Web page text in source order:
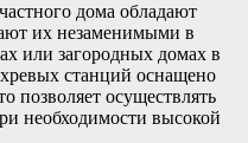
дома обладают
их незаменимыми в
или загородных домах в
станций оснащено
позволяет осуществлять
необходимости высокой